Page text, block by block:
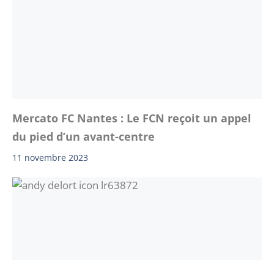
Mercato FC Nantes : Le FCN reçoit un appel
du pied d’un avant-centre
11 novembre 2023